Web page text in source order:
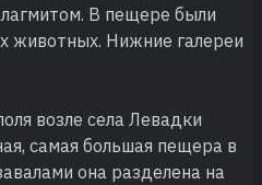
В пещере были
животных. Нижние галереи
возле села Левадки
самая большая пещера в
она разделена на